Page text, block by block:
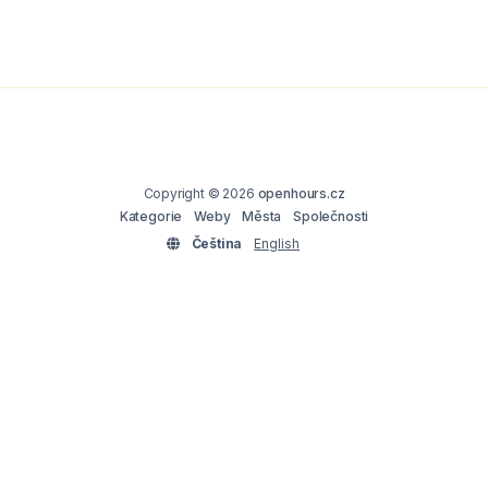
Copyright © 2026 openhours.cz
Kategorie
Weby Města
Společnosti
Čeština
English